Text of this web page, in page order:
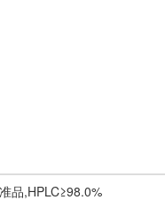
品,HPLC≥98.0%